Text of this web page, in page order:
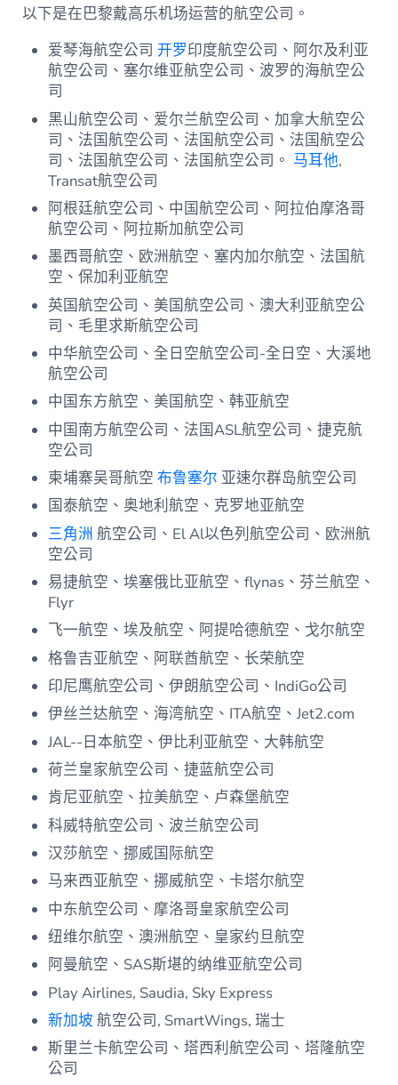
以下是在巴黎戴高乐机场运营的航空公司。
爱琴海航空公司开罗印度航空公司、阿尔及利亚
航空公司、塞尔维亚航空公司、波罗的海航空公
司
黑山航空公司、爱尔兰航空公司、加拿大航空公
司、法国航空公司、法国航空公司、法国航空公
司、法国航空公司、法国航空公司。 马耳他,
Transat航空公司
阿根廷航空公司、中国航空公司、阿拉伯摩洛哥
航空公司、阿拉斯加航空公司
墨西哥航空、欧洲航空、塞内加尔航空、法国航
空、保加利亚航空
英国航空公司、美国航空公司、澳大利亚航空公
司、毛里求斯航空公司
中华航空公司、全日空航空公司-全日空、大溪地
航空公司
中国东方航空、美国航空、韩亚航空
中国南方航空公司、法国ASL航空公司、捷克航
空公司
柬埔寨吴哥航空布鲁塞尔 亚速尔群岛航空公司
国泰航空、奥地利航空、克罗地亚航空
三角洲 航空公司、El Al以色列航空公司、欧洲航
空公司
易捷航空、埃塞俄比亚航空、flynas、芬兰航空、
Flyr
飞一航空、埃及航空、阿提哈德航空、戈尔航空
格鲁吉亚航空、阿联酋航空、长荣航空
印尼鹰航空公司、伊朗航空公司、IndiGo公司
伊丝兰达航空、海湾航空、ITA航空、Jet2.com
JAL--日本航空、伊比利亚航空、大韩航空
荷兰皇家航空公司、捷蓝航空公司
肯尼亚航空、拉美航空、卢森堡航空
科威特航空公司、波兰航空公司
汉莎航空、挪威国际航空
马来西亚航空、挪威航空、卡塔尔航空
中东航空公司、摩洛哥皇家航空公司
纽维尔航空、澳洲航空、皇家约旦航空
阿曼航空、SAS斯堪的纳维亚航空公司
Play Airlines, Saudia, Sky Express
新加坡 航空公司, SmartWings, 瑞士
斯里兰卡航空公司、塔西利航空公司、塔隆航空
公司